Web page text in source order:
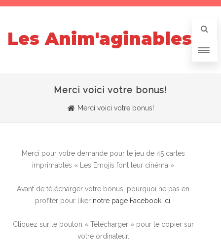
Les Anim'aginables
Merci voici votre bonus!
Merci voici votre bonus!
Merci pour votre demande pour le jeu de 45 cartes
imprimables « Les Emojis font leur cinéma »
Avant de télécharger votre bonus, pourquoi ne pas en
profiter pour liker notre page Facebook ici
Cliquez sur le bouton « Télécharger » pour le copier sur
votre ordinateur.